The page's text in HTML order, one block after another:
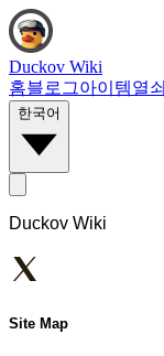
Duckov Wiki
홈블로그아이템열쇠
한국어
Duckov Wiki
Site Map